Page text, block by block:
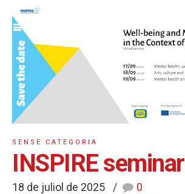
SENSE CATEGORIA
INSPIRE seminar
18 de juliol de 2025 0